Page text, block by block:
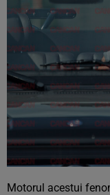
Motorul acestui